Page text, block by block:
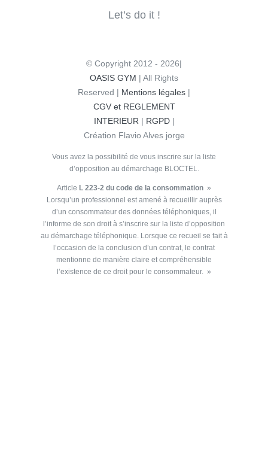
Let’s do it !
© Copyright 2012 - 2026|
OASIS GYM | All Rights
Reserved | Mentions légales |
CGV et REGLEMENT
INTERIEUR | RGPD|
Création Flavio Alves jorge
Vous avez la possibilité de vous inscrire sur la liste
d’opposition au démarchage BLOCTEL.
Article L 223-2 du code de la consommation »
Lorsqu’un professionnel est amené à recueillir auprès
d’un consommateur des données téléphoniques, il
l’informe de son droit à s’inscrire sur la liste d’opposition
au démarchage téléphonique. Lorsque ce recueil se fait à
l’occasion de la conclusion d’un contrat, le contrat
mentionne de manière claire et compréhensible
l’existence de ce droit pour le consommateur. »